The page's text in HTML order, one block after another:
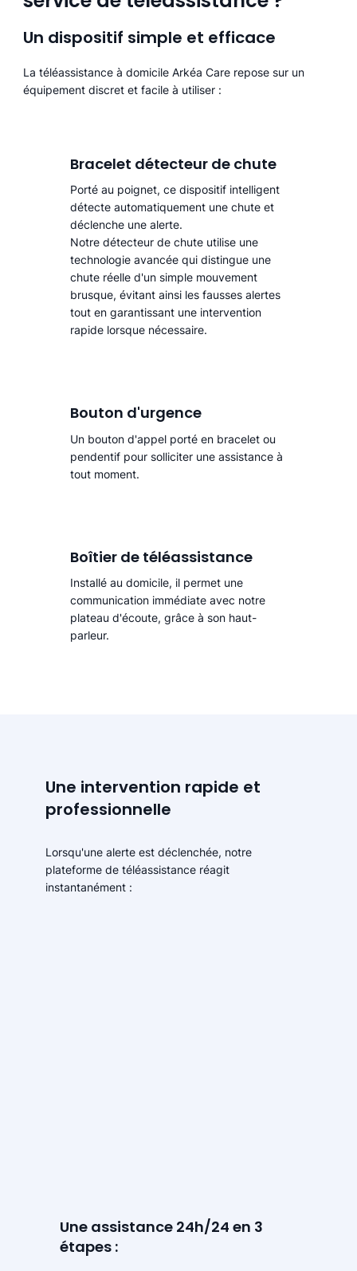
Un dispositif simple et efficace
La téléassistance à domicile Arkéa Care repose sur un
équipement discret et facile à utiliser :
Bracelet détecteur de chute
Porté au poignet, ce dispositif intelligent
détecte automatiquement une chute et
déclenche une alerte.​
Notre détecteur de chute utilise une
technologie avancée qui distingue une
chute réelle d'un simple mouvement
brusque, évitant ainsi les fausses alertes
tout en garantissant une intervention
rapide lorsque nécessaire.
Bouton d'urgence
Un bouton d'appel porté en bracelet ou
pendentif pour solliciter une assistance à
tout moment.
Boîtier de téléassistance
Installé au domicile, il permet une
communication immédiate avec notre
plateau d'écoute, grâce à son haut-
parleur.
Une intervention rapide et
professionnelle
Lorsqu'une alerte est déclenchée, notre
plateforme de téléassistance réagit
instantanément :
Une assistance 24h/24 en 3
étapes :